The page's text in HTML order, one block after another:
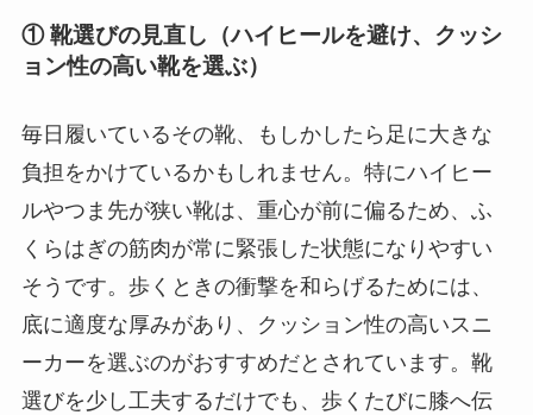
① 靴選びの見直し（ハイヒールを避け、クッシ
ョン性の高い靴を選ぶ）
毎日履いているその靴、もしかしたら足に大きな
負担をかけているかもしれません。特にハイヒー
ルやつま先が狭い靴は、重心が前に偏るため、ふ
くらはぎの筋肉が常に緊張した状態になりやすい
そうです。歩くときの衝撃を和らげるためには、
底に適度な厚みがあり、クッション性の高いスニ
ーカーを選ぶのがおすすめだとされています。靴
選びを少し工夫するだけでも、歩くたびに膝へ伝